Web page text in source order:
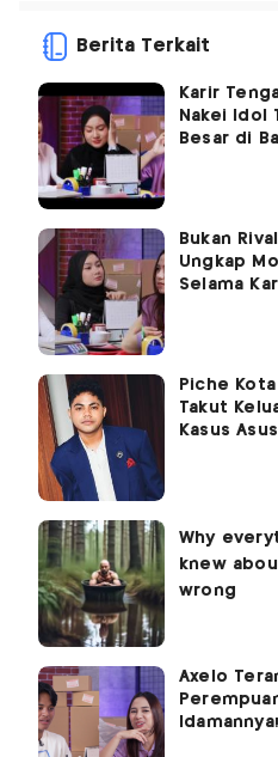
Berita Terkait
Karir
Nakei Idol
Besar di
Bukan
Ungkap
Selama
Piche
Takut
Kasus
Axelo
Idamannya!